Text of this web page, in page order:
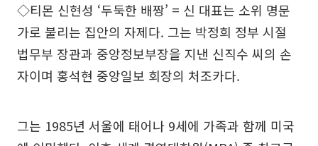
◇티몬 신현성 ‘두둑한 배짱’ = 신 대표는 소위 명문
가로 불리는 집안의 자제다. 그는 박정희 정부 시절
법무부 장관과 중앙정보부장을 지낸 신직수 씨의 손
자이며 홍석현 중앙일보 회장의 처조카다.
그는 1985년 서울에 태어나 9세에 가족과 함께 미국